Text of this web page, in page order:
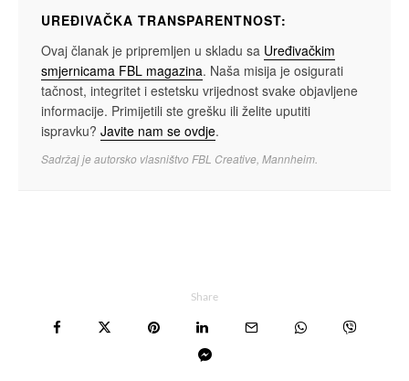
UREĐIVAČKA TRANSPARENTNOST:
Ovaj članak je pripremljen u skladu sa Uređivačkim
smjernicama FBL magazina. Naša misija je osigurati
tačnost, integritet i estetsku vrijednost svake objavljene
informacije. Primijetili ste grešku ili želite uputiti
ispravku? Javite nam se ovdje.
Sadržaj je autorsko vlasništvo FBL Creative, Mannheim.
Share